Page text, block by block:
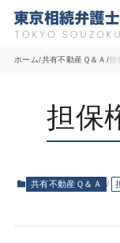
事務所の紹介
取扱業務
弁護士費用
ホーム 共有不動産Ｑ＆Ａ 担
担保
共有不動産Ｑ＆Ａ